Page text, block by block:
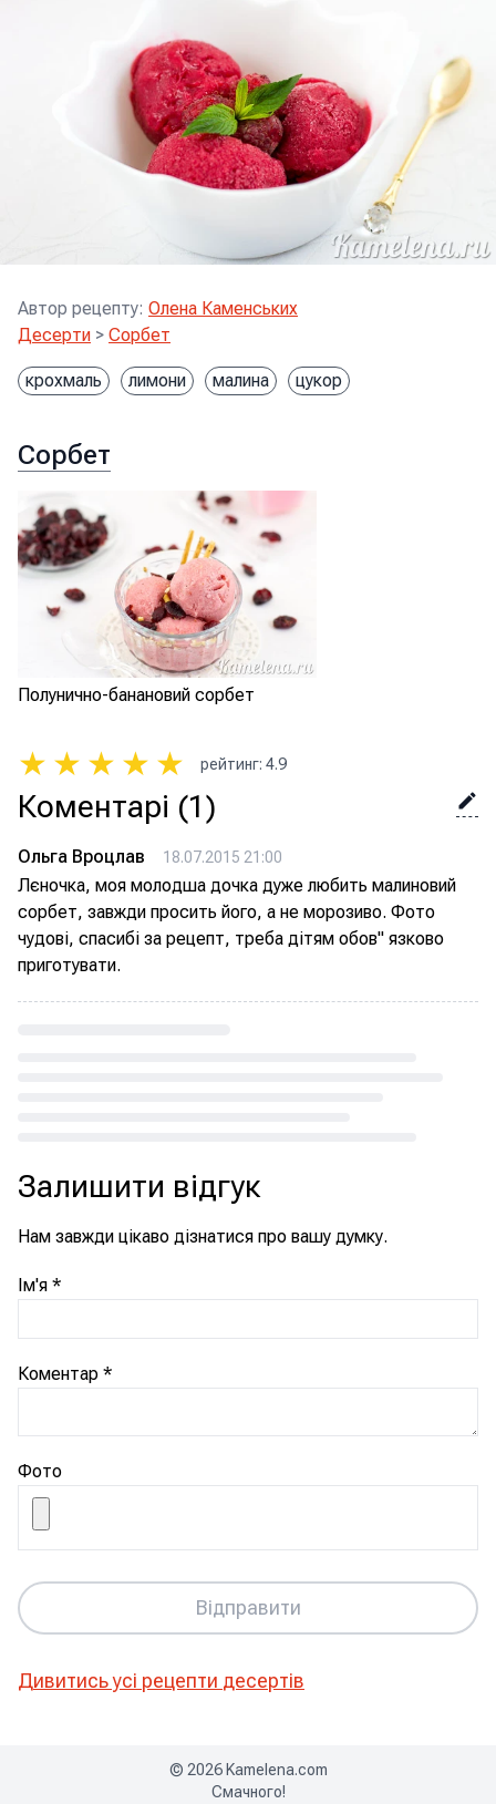
Автор рецепту: Олена Каменських
Десерти > Сорбет
крохмаль лимони малина цукор
Сорбет
Полунично-банановий сорбет
★ ★ ★ ★ ★ рейтинг: 4.9
Коментарі (1)
Ольга Вроцлав 18.07.2015 21:00
Лєночка, моя молодша дочка дуже любить малиновий
сорбет, завжди просить його, а не морозиво. Фото
чудові, спасибі за рецепт, треба дітям обов" язково
приготувати.
Залишити відгук
Нам завжди цікаво дізнатися про вашу думку.
Ім'я *
Коментар *
Фото
Відправити
Дивитись усі рецепти десертів
© 2026 Kamelena.com
Смачного!